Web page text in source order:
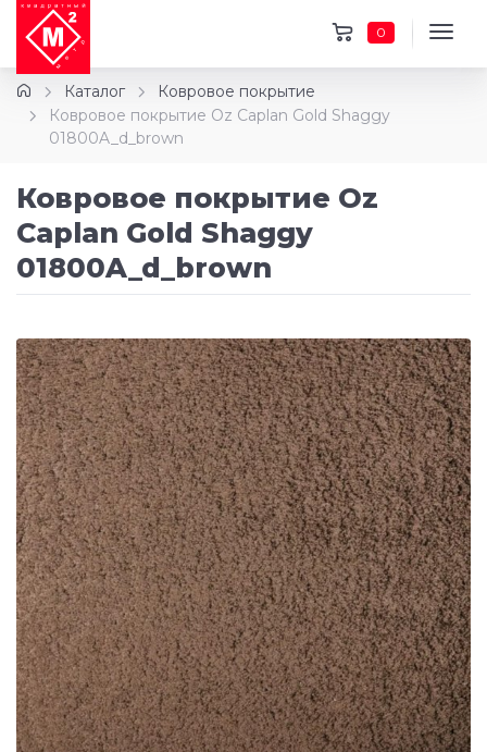
0
Каталог
Ковровое покрытие
Ковровое покрытие Oz Caplan Gold Shaggy
01800A_d_brown
Ковровое покрытие Oz
Caplan Gold Shaggy
01800A_d_brown